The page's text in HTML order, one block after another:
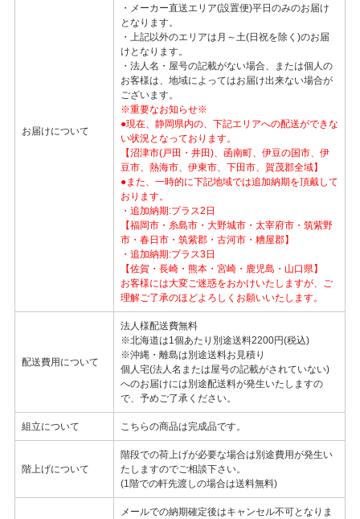
お届けについて
・メーカー直送エリア(設置便)平日のみのお届け
となります。
・上記以外のエリアは月～土(日祝を除く)のお届
けとなります。
・法人名・屋号の記載がない場合、または個人の
お客様は、地域によってはお届け出来ない場合が
ございます。
※重要なお知らせ※
●現在、静岡県内の、下記エリアへの配送ができな
い状況となっております。
【沼津市(戸田・井田)、函南町、伊豆の国市、伊
豆市、熱海市、伊東市、下田市、賀茂郡全域】
●また、一時的に下記地域では追加納期を頂戴して
おります。
・追加納期:プラス2日
【福岡市・糸島市・大野城市・太宰府市・筑紫野
市・春日市・筑紫郡・古河市・糟屋郡】
・追加納期:プラス3日
【佐賀・長崎・熊本・宮崎・鹿児島・山口県】
お客様には大変ご迷惑をおかけいたしますが、ご
理解ご了承のほどよろしくお願いいたします。
配送費用について
法人様配送費無料
※北海道は1個あたり別途送料2200円(税込)
※沖縄・離島は別途送料お見積り
個人宅(法人名または屋号の記載がされていない)
へのお届けには別途配送料が発生いたしますの
で、予めご了承ください。
組立について こちらの商品は完成品です。
階上げについて
階段での荷上げが必要な場合は別途費用が発生い
たしますのでご相談下さい。
(1階での軒先渡しの場合は送料無料)
メールでの納期確定後はキャンセル不可となりま